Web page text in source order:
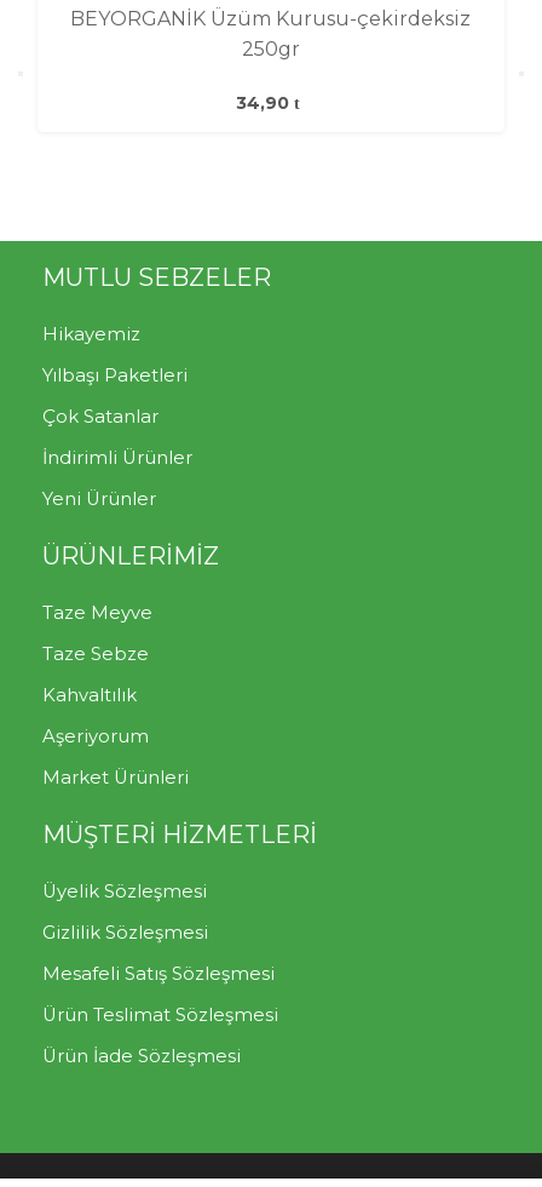
Tek Tıkla Ödeme Kolaylığı
BEYORGANİK Üzüm Kurusu-çekirdeksiz
250gr
34,90
MUTLU SEBZELER
Hikayemiz
Yılbaşı Paketleri
Çok Satanlar
İndirimli Ürünler
Yeni Ürünler
ÜRÜNLERİMİZ
Taze Meyve
Taze Sebze
Kahvaltılık
Aşeriyorum
Market Ürünleri
MÜŞTERİ HİZMETLERİ
Üyelik Sözleşmesi
Gizlilik Sözleşmesi
Mesafeli Satış Sözleşmesi
Ürün Teslimat Sözleşmesi
Ürün İade Sözleşmesi